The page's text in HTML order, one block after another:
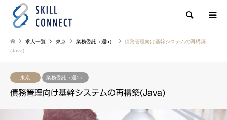
検索
求人一覧 東京 業務委託（週5）
債務管理向け基幹システムの再構築
(Java)
東京 業務委託（週5）
債務管理向け基幹システムの再構築(Java)